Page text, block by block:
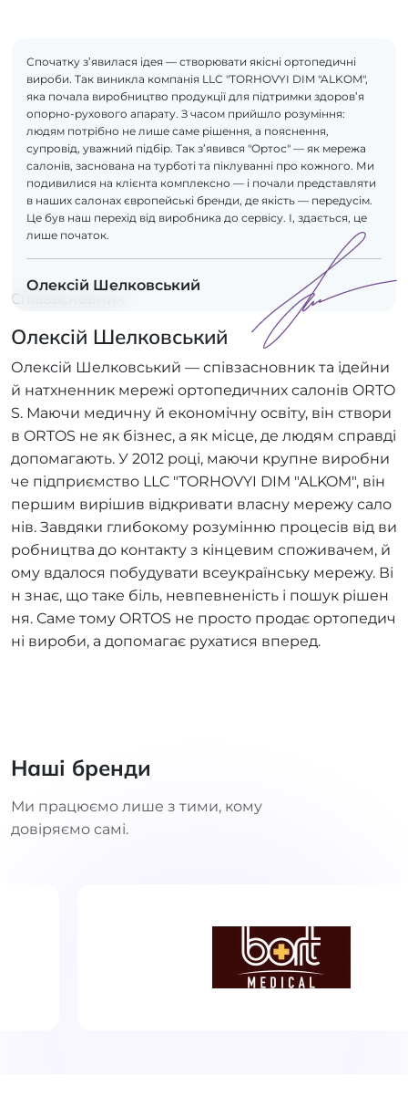
Спочатку з’явилася ідея — створювати якісні ортопедичні
вироби. Так виникла компанія LLC "TORHOVYI DIM "ALKOM",
яка почала виробництво продукції для підтримки здоров’я
опорно-рухового апарату. З часом прийшло розуміння:
людям потрібно не лише саме рішення, а пояснення,
супровід, уважний підбір. Так з’явився "Ортос" — як мережа
салонів, заснована на турботі та піклуванні про кожного. Ми
подивилися на клієнта комплексно — і почали представляти
в наших салонах європейські бренди, де якість — передусім.
Це був наш перехід від виробника до сервісу. І, здається, це
лише початок.
Олексій Шелковський
Співзасновник
Олексій Шелковський
Олексій Шелковський — співзасновник та ідейни
й натхненник мережі ортопедичних салонів ORTO
S. Маючи медичну й економічну освіту, він створи
в ORTOS не як бізнес, а як місце, де людям справді
допомагають. У 2012 році, маючи крупне виробни
че підприємство LLC "TORHOVYI DIM "ALKOM", він
першим вирішив відкривати власну мережу сало
нів. Завдяки глибокому розумінню процесів від ви
робництва до контакту з кінцевим споживачем, й
ому вдалося побудувати всеукраїнську мережу. Ві
н знає, що таке біль, невпевненість і пошук рішен
ня. Саме тому ORTOS не просто продає ортопедич
ні вироби, а допомагає рухатися вперед.
Наші бренди
Ми працюємо лише з тими, кому
довіряємо самі.